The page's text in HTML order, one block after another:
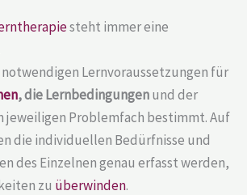
steht immer eine
Lernvoraussetzungen für
, die Lernbedingungenund der
jeweiligen Problemfach bestimmt. Auf
die individuellen Bedürfnisse und
des Einzelnen genau erfasst werden,
zu überwinden.